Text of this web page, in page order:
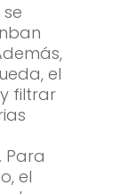
el
filtrar
Para
el